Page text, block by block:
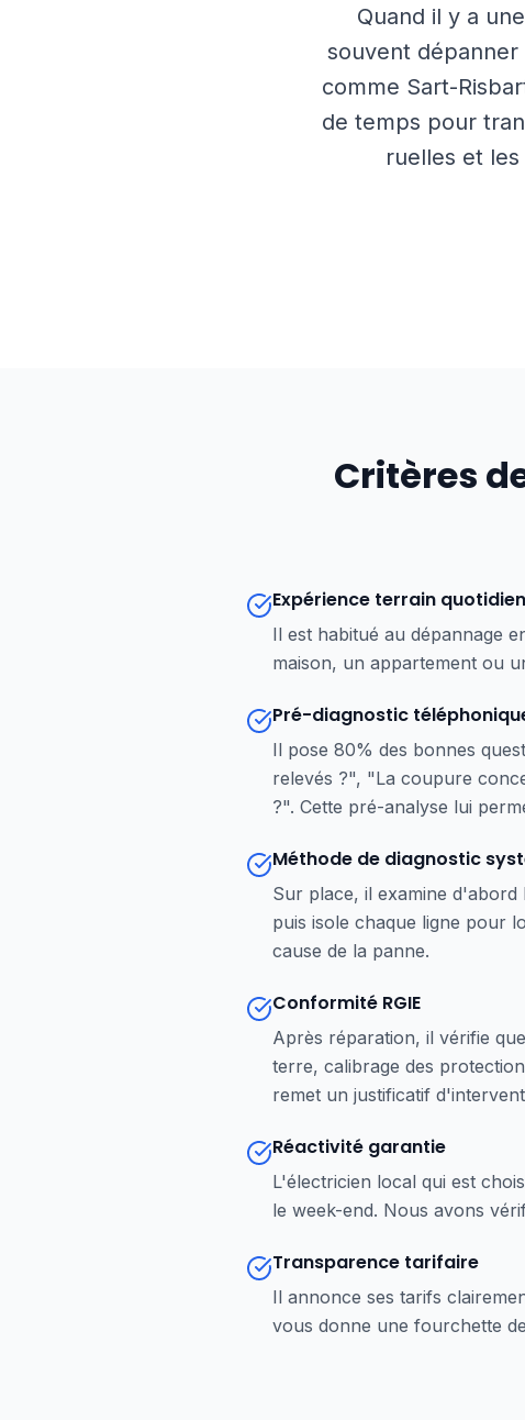
Quand il y a
souvent dépanner
comme Sart-
de temps pour
ruelles et
Critères
Expérience terrain
Il est habitué au dépannage
maison, un appartement ou
Pré-diagnostic
Il pose 80% des bonnes
relevés ?", "La coupure
?". Cette pré-analyse lui
Méthode de diagnostic
Sur place, il examine d'abord
puis isole chaque ligne pour
cause de la panne.
Conformité RGIE
Après réparation, il vérifie
terre, calibrage des
remet un justificatif
Réactivité garantie
L'électricien local qui est
le week-end. Nous avons
Transparence tarifaire
Il annonce ses tarifs
vous donne une fourchette